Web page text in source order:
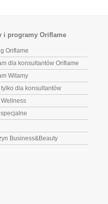
i programy Oriflame
Oriflame
dla konsultantów Oriflame
Witamy
tylko dla konsultantów
Wellness
Business&Beauty